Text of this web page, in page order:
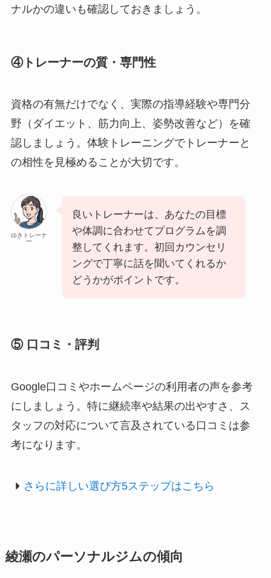
ナルかの違いも確認しておきましょう。
④トレーナーの質・専門性
資格の有無だけでなく、実際の指導経験や専門分
野（ダイエット、筋力向上、姿勢改善など）を確
認しましょう。体験トレーニングでトレーナーと
の相性を見極めることが大切です。
ゆきトレーナ
ー
良いトレーナーは、あなたの目標
や体調に合わせてプログラムを調
整してくれます。初回カウンセリ
ングで丁寧に話を聞いてくれるか
どうかがポイントです。
⑤ 口コミ・評判
Google口コミやホームページの利用者の声を参考
にしましょう。特に継続率や結果の出やすさ、ス
タッフの対応について言及されている口コミは参
考になります。
さらに詳しい選び方5ステップはこちら
綾瀬のパーソナルジムの傾向